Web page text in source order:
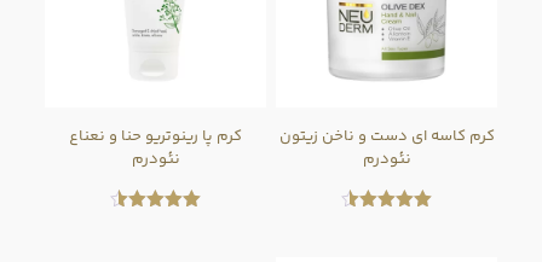
کرم کاسه ای دست و ناخن زیتون
نئودرم
کرم پا رینوتریو حنا و نعناع
نئودرم